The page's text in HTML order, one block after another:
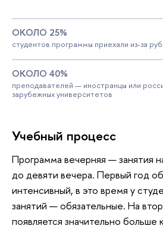
ОКОЛО 25%
студентов программы приехали из-за
ОКОЛО 40%
преподавателей — иностранцы или
зарубежных университетов
Учебный процесс
Программа вечерняя — занятия
до девяти вечера. Первый год
интенсивный, в это время у
занятий — обязательные. На
появляется значительно больше